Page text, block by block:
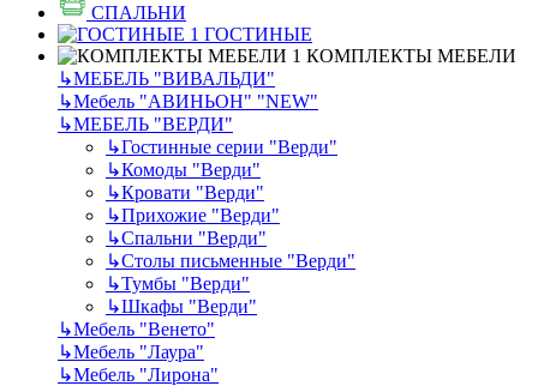
СПАЛЬНИ
ГОСТИНЫЕ
КОМПЛЕКТЫ МЕБЕЛИ
↳МЕБЕЛЬ "ВИВАЛЬДИ"
↳Мебель "АВИНЬОН" "NEW"
↳МЕБЕЛЬ "ВЕРДИ"
↳Гостинные серии "Верди"
↳Комоды "Верди"
↳Кровати "Верди"
↳Прихожие "Верди"
↳Спальни "Верди"
↳Столы письменные "Верди"
↳Тумбы "Верди"
↳Шкафы "Верди"
↳Мебель "Венето"
↳Мебель "Лаура"
↳Мебель "Лирона"